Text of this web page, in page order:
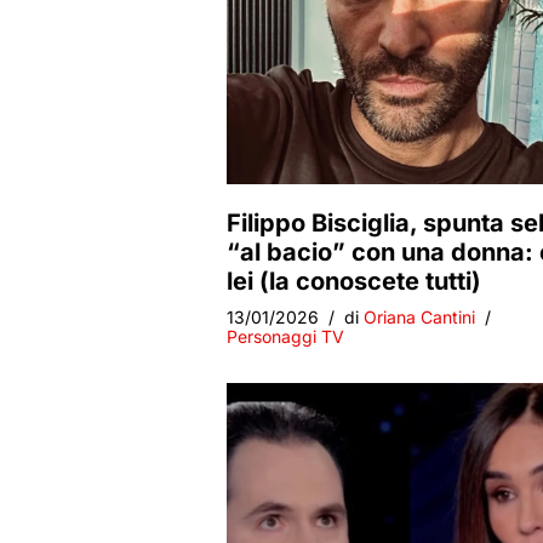
Filippo Bisciglia, spunta
“al bacio” con una donna:
lei (la conoscete tutti)
13/01/2026 di Oriana Cantini
Personaggi TV